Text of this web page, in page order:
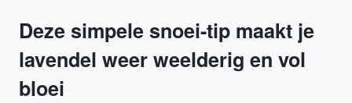
Deze simpele snoei-tip maakt je
lavendel weer weelderig en vol
bloei